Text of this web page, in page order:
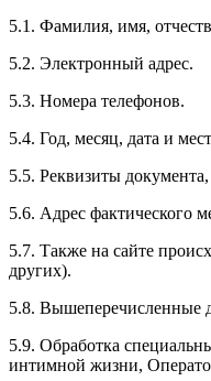
5.1. Фамилия, имя,
5.2. Электронный адрес.
5.3. Номера телефонов.
5.4. Год, месяц, дата и
5.5. Реквизиты
5.6. Адрес фактического
5.7. Также на сайте
других).
5.8. Вышеперечисленные
5.9. Обработка
интимной жизни,